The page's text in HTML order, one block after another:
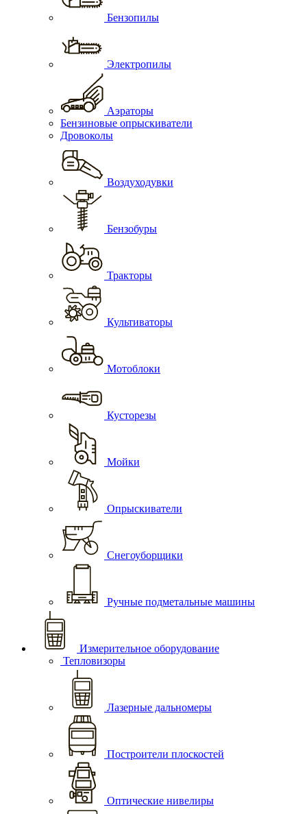
Бензопилы
Электропилы
Аэраторы
Бензиновые опрыскиватели
Дровоколы
Воздуходувки
Бензобуры
Тракторы
Культиваторы
Мотоблоки
Кусторезы
Мойки
Опрыскиватели
Снегоуборщики
Ручные подметальные машины
Измерительное оборудование
Тепловизоры
Лазерные дальномеры
Построители плоскостей
Оптические нивелиры